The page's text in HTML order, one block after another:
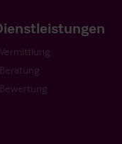
Vermittlung
Beratung
Bewertung